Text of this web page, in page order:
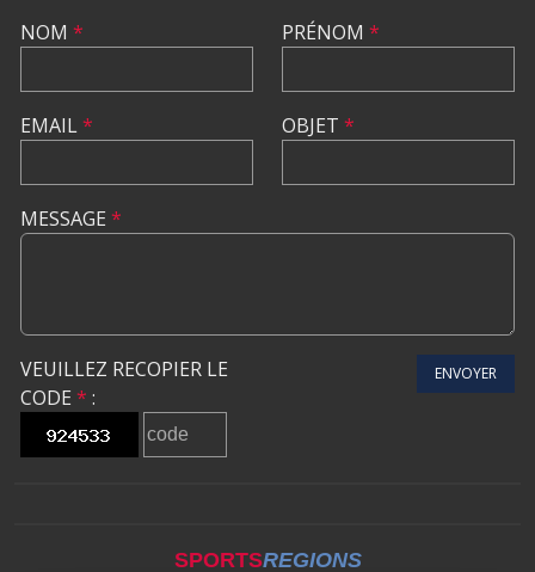
NOM *
EMAIL*
PRÉNOM *
OBJET *
MESSAGE *
VEUILLEZ RECOPIER LE
CODE * :
ENVOYER
SPORTSREGIONS